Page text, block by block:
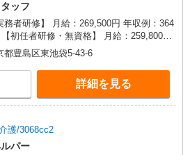
ッフ
務者研修】 月給：269,500円 年収例：364
※職務手当、（東京都）居住
手当、働きがい向上手当、働きがい向上
祝手当（月平均2回分）、夜勤手当（月平
）等、毎月平均的に支払われる手当を含み
居住支援特別手当は勤続5年目までの方
ヶ月分/年支給 ◎残業時は別途時間外手当
過1分〜）
都豊島区東池袋5-43-6
詳細を見る
護/3068cc2
パー